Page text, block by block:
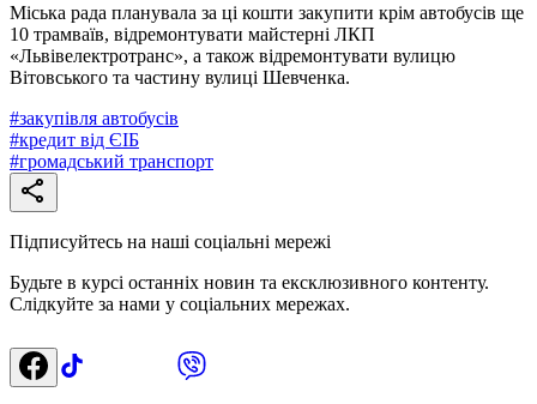
Міська рада планувала за ці кошти закупити крім автобусів ще
10 трамваїв, відремонтувати майстерні ЛКП
«Львівелектротранс», а також відремонтувати вулицю
Вітовського та частину вулиці Шевченка.
#закупівля автобусів
#кредит від ЄІБ
#громадський транспорт
Підписуйтесь на наші соціальні мережі
Будьте в курсі останніх новин та ексклюзивного контенту.
Слідкуйте за нами у соціальних мережах.